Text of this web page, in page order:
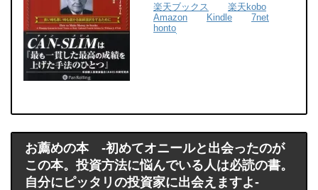
楽天ブックス
楽天kobo
Amazon
Kindle
7net
honto
お薦めの本 -初めてオニールと出会ったのが
この本。投資方法に悩んでいる人は必読の書。
自分にピッタリの投資家に出会えますよ-